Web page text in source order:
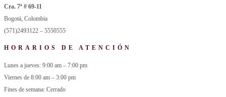
Cra. 7ª # 69-11
Bogotá, Colombia
(571)2493122 – 5550555
HORARIOS DE ATENCIÓN
Lunes a jueves: 9:00 am – 7:00 pm
Viernes de 8:00 am – 3:00 pm
Fines de semana: Cerrado